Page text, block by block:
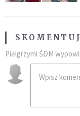
Pielgrzymi ŚDM